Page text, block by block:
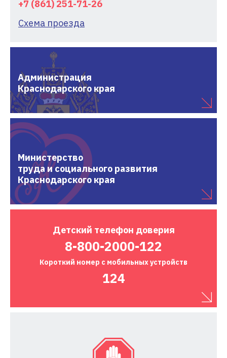
+7 (861) 251-71-26
Схема проезда
Администрация
Краснодарского края
Министерство
труда и социального развития
Краснодарского края
Детский телефон доверия
8-800-2000-122
Короткий номер с мобильных устройств
124